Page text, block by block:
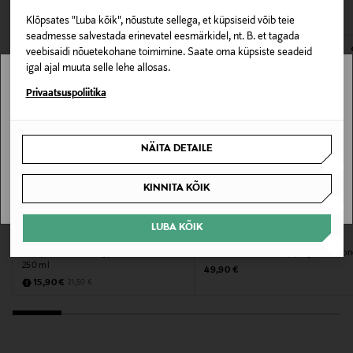
Klõpsates "Luba kõik", nõustute sellega, et küpsiseid võib teie
seadmesse salvestada erinevatel eesmärkidel, nt. B. et tagada
veebisaidi nõuetekohane toimimine. Saate oma küpsiste seadeid
igal ajal muuta selle lehe allosas.
Privaatsuspoliitika
NÄITA DETAILE
KINNITA KÕIK
LUBA KÕIK
Pakendi suurus
250 ml
Kategooria
Silma sattumisel loputada rohke veega. Hoida lastele
kättesaamatus kohas.
Värv
avamata originaalpakendis.
E-POE TAGASTUSED
250 ml
Discounted Price
15,90 € Original Price
21,50 €
Palsam Homme Bodyfying
Original Price
49,90 €
Stockmann pole Sinu riigis saadaval.
SAAN ARU